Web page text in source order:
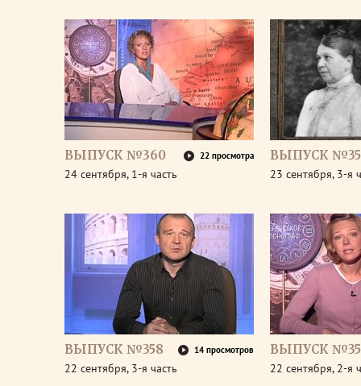
ВЫПУСК №360 22 просмотра
24 сентября, 1-я часть
ВЫПУСК
23 сентября, 3-я
ВЫПУСК №358 14 просмотров
22 сентября, 3-я часть
ВЫПУСК
22 сентября, 2-я